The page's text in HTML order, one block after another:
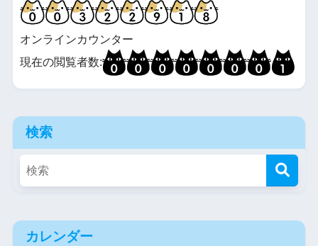
オンラインカウンター
現在の閲覧者数:
検索
カレンダー